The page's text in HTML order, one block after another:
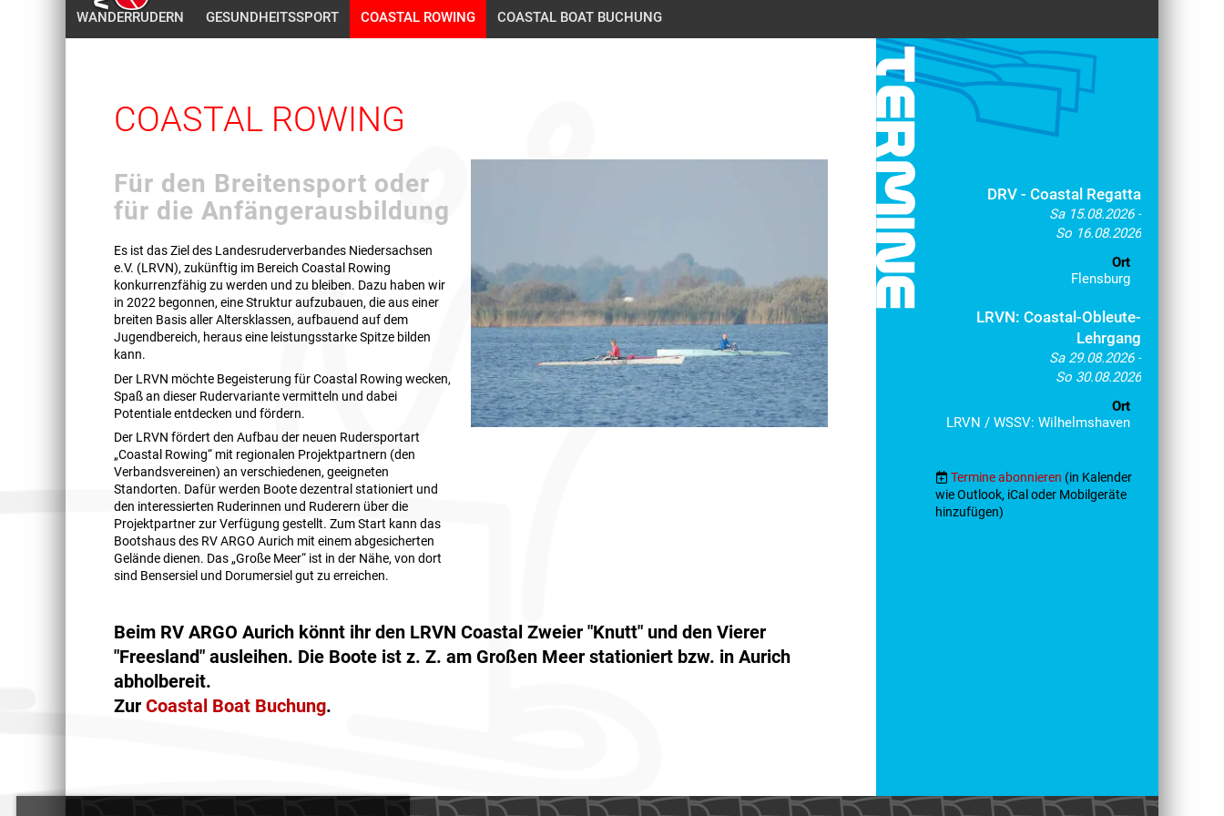
WANDERRUDERN GESUNDHEITSSPORT COASTAL ROWING COASTAL BOAT BUCHUNG
COASTAL ROWING
Für den Breitensport oder
für die Anfängerausbildung
Es ist das Ziel des Landesruderverbandes Niedersachsen
e.V. (LRVN), zukünftig im Bereich Coastal Rowing
konkurrenzfähig zu werden und zu bleiben. Dazu haben wir
in 2022 begonnen, eine Struktur aufzubauen, die aus einer
breiten Basis aller Altersklassen, aufbauend auf dem
Jugendbereich, heraus eine leistungsstarke Spitze bilden
kann.
Der LRVN möchte Begeisterung für Coastal Rowing wecken,
Spaß an dieser Rudervariante vermitteln und dabei
Potentiale entdecken und fördern.
Der LRVN fördert den Aufbau der neuen Rudersportart
„Coastal Rowing“ mit regionalen Projektpartnern (den
Verbandsvereinen) an verschiedenen, geeigneten
Standorten. Dafür werden Boote dezentral stationiert und
den interessierten Ruderinnen und Ruderern über die
Projektpartner zur Verfügung gestellt. Zum Start kann das
Bootshaus des RV ARGO Aurich mit einem abgesicherten
Gelände dienen. Das „Große Meer“ ist in der Nähe, von dort
sind Bensersiel und Dorumersiel gut zu erreichen.
Beim RV ARGO Aurich könnt ihr den LRVN Coastal Zweier "Knutt" und den Vierer
"Freesland" ausleihen. Die Boote ist z. Z. am Großen Meer stationiert bzw. in Aurich
abholbereit.
Zur Coastal Boat Buchung.
DRV - Coastal Regatta
Sa 15.08.2026 -
So 16.08.2026
Ort
Flensburg
LRVN: Coastal-Obleute-
Lehrgang
Sa 29.08.2026 -
So 30.08.2026
Ort
LRVN / WSSV: Wilhelmshaven
Termine abonnieren (in Kalender
wie Outlook, iCal oder Mobilgeräte
hinzufügen)